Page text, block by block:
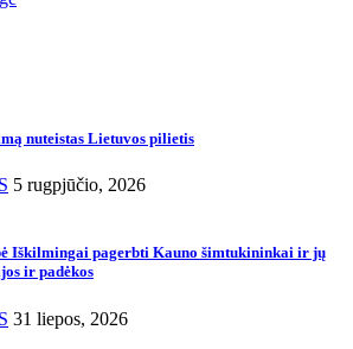
nuteistas Lietuvos pilietis
5 rugpjūčio, 2026
Iškilmingai pagerbti Kauno šimtukininkai ir jų
ir padėkos
31 liepos, 2026